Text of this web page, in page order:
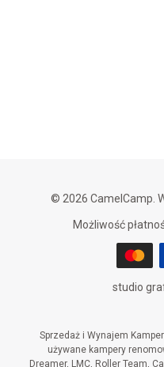
© 2026 CamelCamp.
Możliwość
studio
Sprzedaż i Wynajem
używane kampery
Dreamer, LMC, Roller Team,